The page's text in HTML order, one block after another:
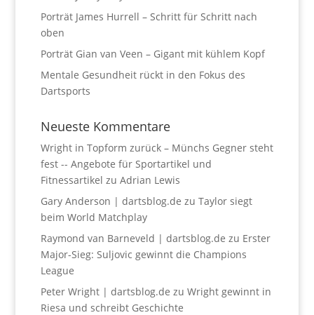
Porträt James Hurrell – Schritt für Schritt nach
oben
Porträt Gian van Veen – Gigant mit kühlem Kopf
Mentale Gesundheit rückt in den Fokus des
Dartsports
Neueste Kommentare
Wright in Topform zurück – Münchs Gegner steht
fest -- Angebote für Sportartikel und
Fitnessartikel zu Adrian Lewis
Gary Anderson | dartsblog.de zu Taylor siegt
beim World Matchplay
Raymond van Barneveld | dartsblog.de zu Erster
Major-Sieg: Suljovic gewinnt die Champions
League
Peter Wright | dartsblog.de zu Wright gewinnt in
Riesa und schreibt Geschichte